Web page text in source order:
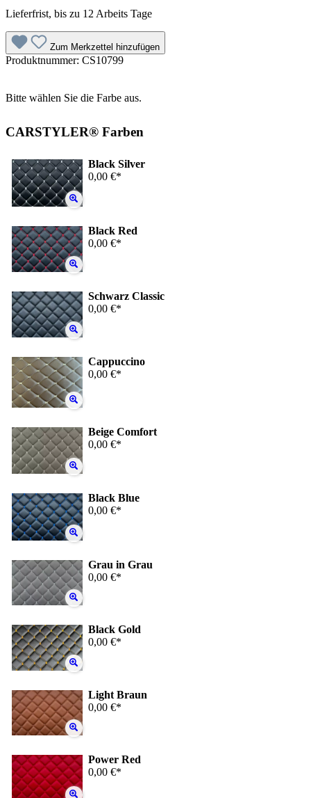
Lieferfrist, bis zu 12 Arbeits Tage
Zum Merkzettel hinzufügen
Produktnummer: CS10799
Bitte wählen Sie die Farbe aus.
CARSTYLER® Farben
Black Silver
0,00 €*
Black Red
0,00 €*
Schwarz Classic
0,00 €*
Cappuccino
0,00 €*
Beige Comfort
0,00 €*
Black Blue
0,00 €*
Grau in Grau
0,00 €*
Black Gold
0,00 €*
Light Braun
0,00 €*
Power Red
0,00 €*